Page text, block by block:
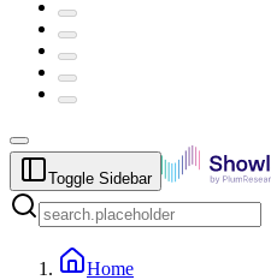
Toggle Sidebar
Home